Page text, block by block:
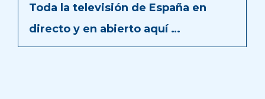
Toda la televisión de España en
directo y en abierto aquí …